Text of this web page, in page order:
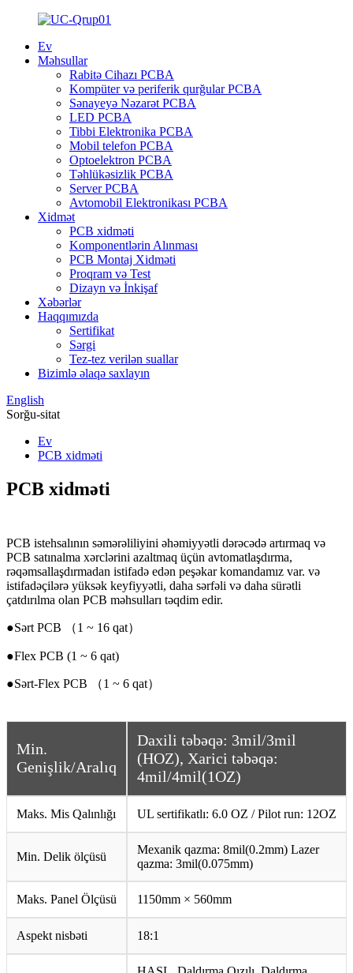
Ev
Məhsullar
Rabitə Cihazı PCBA
Kompüter və periferik qurğular PCBA
Sənayeyə Nəzarət PCBA
LED PCBA
Tibbi Elektronika PCBA
Mobil telefon PCBA
Optoelektron PCBA
Təhlükəsizlik PCBA
Server PCBA
Avtomobil Elektronikası PCBA
Xidmət
PCB xidməti
Komponentlərin Alınması
PCB Montaj Xidməti
Proqram və Test
Dizayn və İnkişaf
Xəbərlər
Haqqımızda
Sertifikat
Sərgi
Tez-tez verilən suallar
Bizimlə əlaqə saxlayın
English
Sorğu-sitat
Ev
PCB xidməti
PCB xidməti
PCB istehsalının səmərəliliyini əhəmiyyətli dərəcədə artırmaq və
PCB satınalma xərclərini azaltmaq üçün avtomatlaşdırma,
rəqəmsallaşdırmadan istifadə edən peşəkar komandamız var. və
istifadəçilərə yüksək keyfiyyətli, daha sərfəli və daha sürətli
çatdırılma olan PCB məhsulları təqdim edir.
●Sərt PCB （1 ~ 16 qat）
●Flex PCB (1 ~ 6 qat)
●Sərt-Flex PCB （1 ~ 6 qat）
Min.
Genişlik/Aralıq
Daxili təbəqə: 3mil/3mil
(HOZ), Xarici təbəqə:
4mil/4mil(1OZ)
Maks. Mis Qalınlığı UL sertifikatlı: 6.0 OZ / Pilot run: 12OZ
Min. Delik ölçüsü
Mexanik qazma: 8mil(0.2mm) Lazer
qazma: 3mil(0.075mm)
Maks. Panel Ölçüsü 1150mm × 560mm
Aspekt nisbəti 18:1